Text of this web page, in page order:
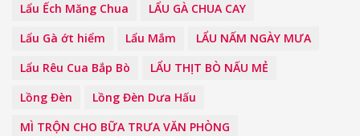
Lẩu Ếch Măng Chua
LẨU GÀ CHUA CAY
Lẩu Gà ớt hiểm
Lẩu Mắm
LẨU NẤM NGÀY MƯA
Lẩu Rêu Cua Bắp Bò
LẨU THỊT BÒ NẤU MẺ
Lồng Đèn
Lồng Đèn Dưa Hấu
MÌ TRỘN CHO BỮA TRƯA VĂN PHÒNG